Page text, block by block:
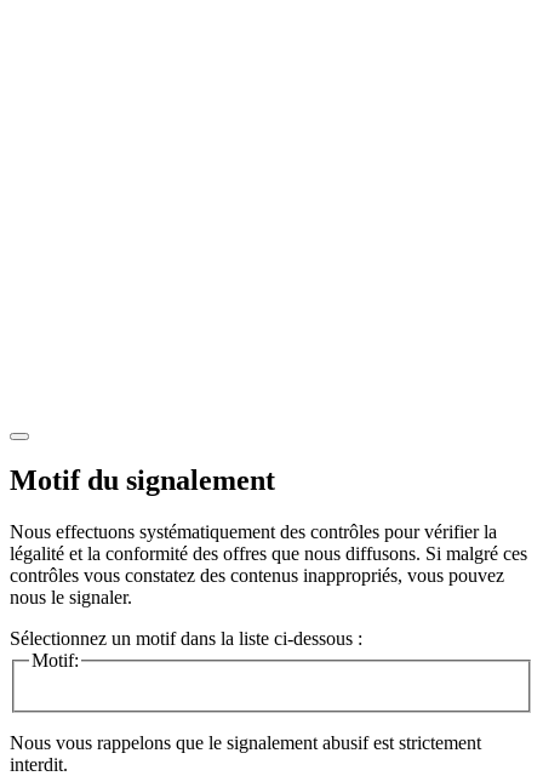
Motif du signalement
Nous effectuons systématiquement des contrôles pour vérifier la
légalité et la conformité des offres que nous diffusons. Si malgré ces
contrôles vous constatez des contenus inappropriés, vous pouvez
nous le signaler.
Sélectionnez un motif dans la liste ci-dessous :
Motif:
Nous vous rappelons que le signalement abusif est strictement
interdit.